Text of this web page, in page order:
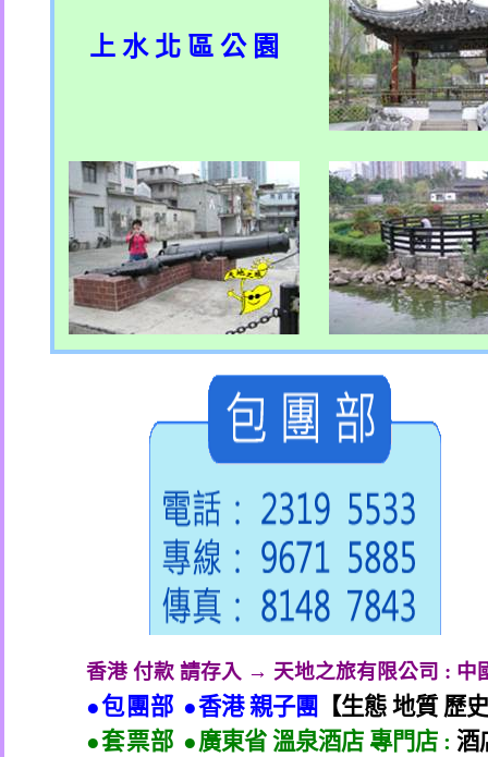
上 水 北 區 公 園
香港 付款 請存入 → 天地之旅有限公司 : 中
●包團部 ●香港 親子團
【生態 地質 歷
●套票部 ●廣東省 溫泉酒店 專門店 : 酒